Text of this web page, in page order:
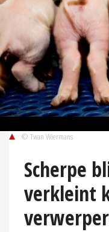
© Twan Wiermans
Scherpe
verkleint